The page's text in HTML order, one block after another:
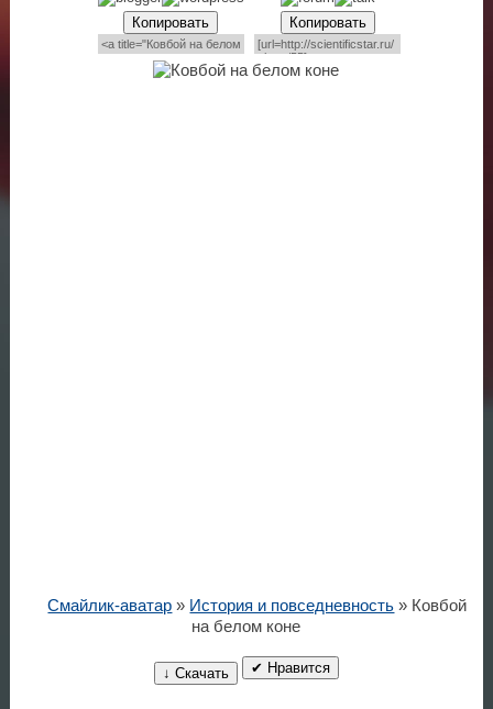
Копировать Копировать
Смайлик-аватар » История и повседневность » Ковбой
на белом коне
↓ Скачать ✔ Нравится